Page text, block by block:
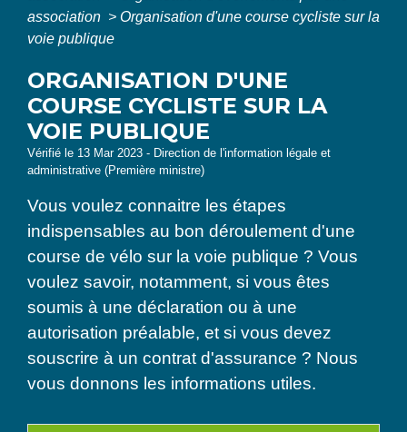
association > Organisation d'une course cycliste sur la
voie publique
ORGANISATION D'UNE
COURSE CYCLISTE SUR LA
VOIE PUBLIQUE
Vérifié le 13 Mar 2023 - Direction de l'information légale et
administrative (Première ministre)
Vous voulez connaitre les étapes
indispensables au bon déroulement d'une
course de vélo sur la voie publique ? Vous
voulez savoir, notamment, si vous êtes
soumis à une déclaration ou à une
autorisation préalable, et si vous devez
souscrire à un contrat d'assurance ? Nous
vous donnons les informations utiles.